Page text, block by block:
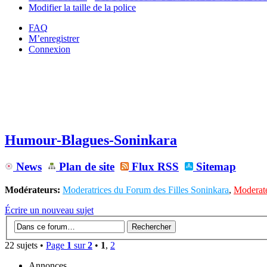
Modifier la taille de la police
FAQ
M’enregistrer
Connexion
Humour-Blagues-Soninkara
News Plan de site Flux RSS Sitemap
Modérateurs: Moderatrices du Forum des Filles Soninkara,
Écrire un nouveau sujet
22 sujets • Page 1 sur2 • 1, 2